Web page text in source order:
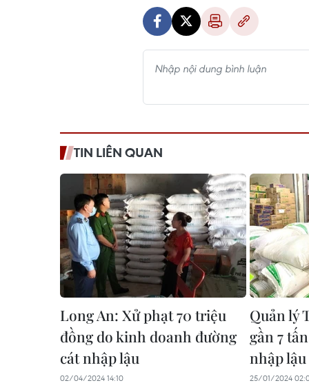
TIN LIÊN QUAN
Long An: Xử phạt 70 triệu
đồng do kinh doanh đường
cát nhập lậu
02/04/2024 14:10
Quản lý
gần 7
nhập
25/01/2024